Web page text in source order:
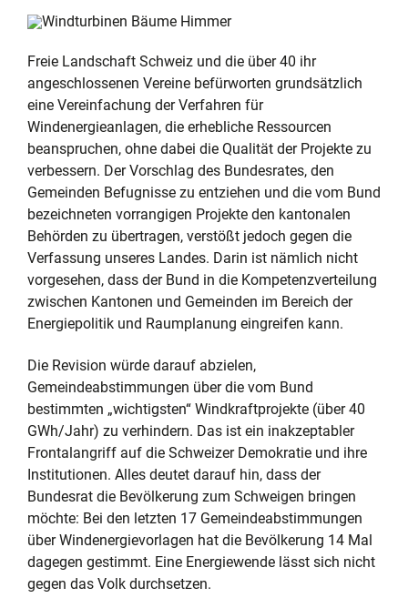
Freie Landschaft Schweiz und die über 40 ihr
angeschlossenen Vereine befürworten grundsätzlich
eine Vereinfachung der Verfahren für
Windenergieanlagen, die erhebliche Ressourcen
beanspruchen, ohne dabei die Qualität der Projekte zu
verbessern. Der Vorschlag des Bundesrates, den
Gemeinden Befugnisse zu entziehen und die vom Bund
bezeichneten vorrangigen Projekte den kantonalen
Behörden zu übertragen, verstößt jedoch gegen die
Verfassung unseres Landes. Darin ist nämlich nicht
vorgesehen, dass der Bund in die Kompetenzverteilung
zwischen Kantonen und Gemeinden im Bereich der
Energiepolitik und Raumplanung eingreifen kann.
Die Revision würde darauf abzielen,
Gemeindeabstimmungen über die vom Bund
bestimmten „wichtigsten“ Windkraftprojekte (über 40
GWh/Jahr) zu verhindern. Das ist ein inakzeptabler
Frontalangriff auf die Schweizer Demokratie und ihre
Institutionen. Alles deutet darauf hin, dass der
Bundesrat die Bevölkerung zum Schweigen bringen
möchte: Bei den letzten 17 Gemeindeabstimmungen
über Windenergievorlagen hat die Bevölkerung 14 Mal
dagegen gestimmt. Eine Energiewende lässt sich nicht
gegen das Volk durchsetzen.